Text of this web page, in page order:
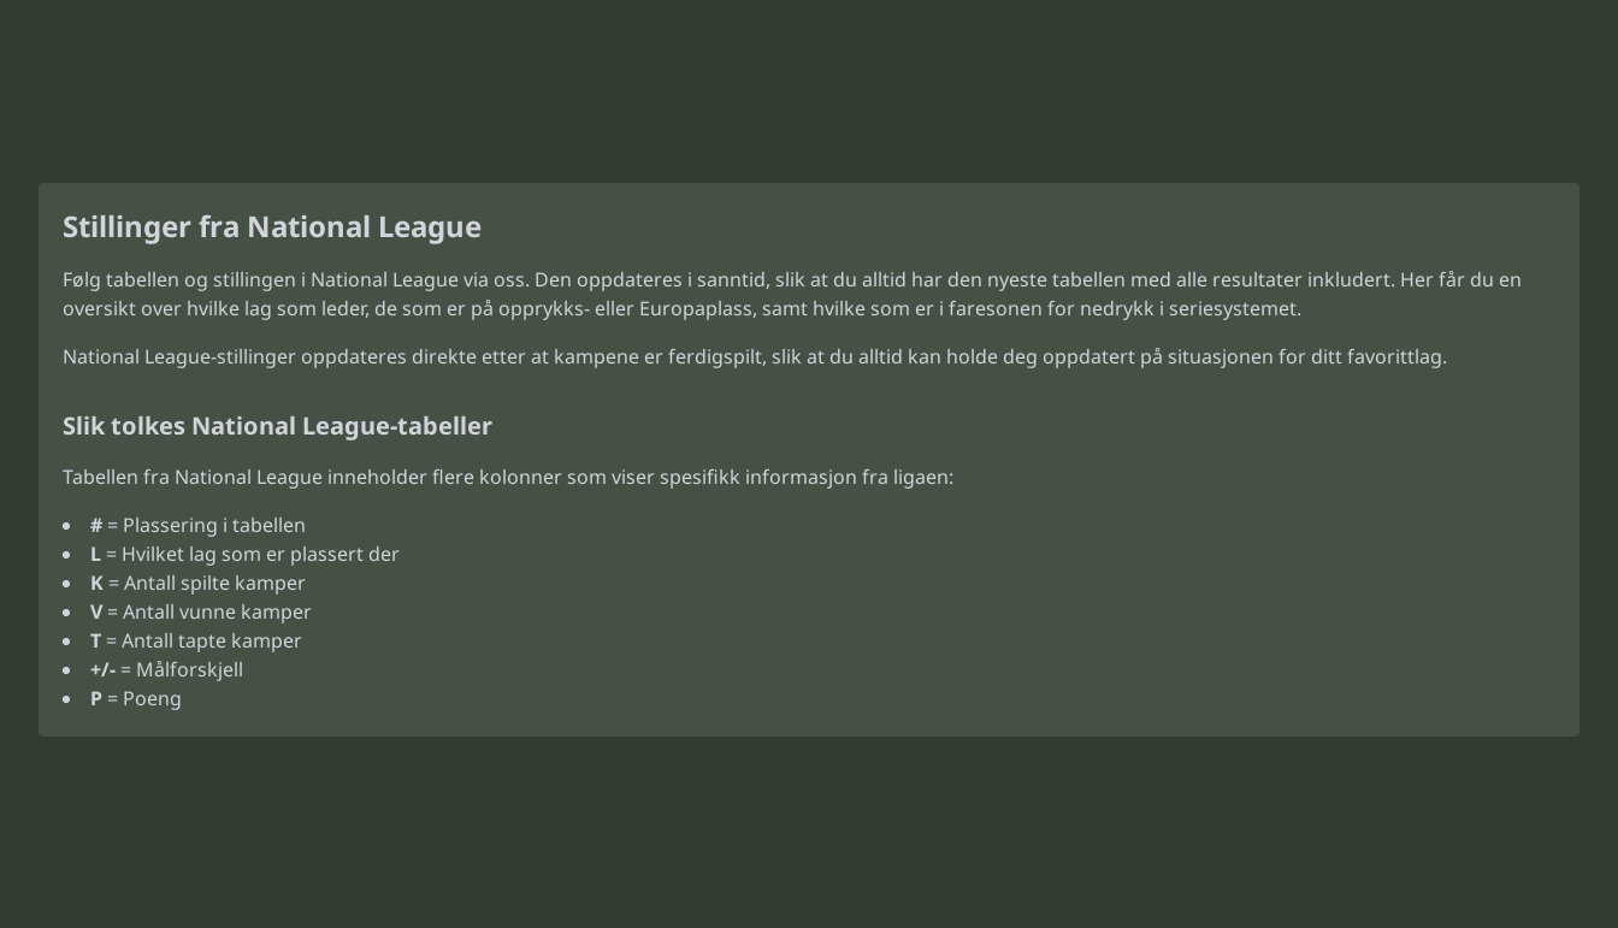
Stillinger fra National League
Følg tabellen og stillingen i National League via oss. Den oppdateres i sanntid, slik at du alltid har den nyeste tabellen med alle resultater inkludert. Her får du en
oversikt over hvilke lag som leder, de som er på opprykks- eller Europaplass, samt hvilke som er i faresonen for nedrykk i seriesystemet.
National League-stillinger oppdateres direkte etter at kampene er ferdigspilt, slik at du alltid kan holde deg oppdatert på situasjonen for ditt favorittlag.
Slik tolkes National League-tabeller
Tabellen fra National League inneholder flere kolonner som viser spesifikk informasjon fra ligaen:
# = Plassering i tabellen
L = Hvilket lag som er plassert der
K = Antall spilte kamper
V = Antall vunne kamper
T = Antall tapte kamper
+/- = Målforskjell
P = Poeng